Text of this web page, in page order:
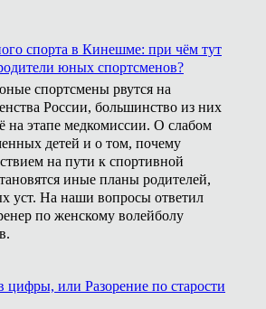
спорта в Кинешме: при чём тут
юных спортсменов?
спортсмены рвутся на
России, большинство из них
на этапе медкомиссии. О слабом
детей и о том, почему
на пути к спортивной
иные планы родителей,
уст. На наши вопросы ответил
по женскому волейболу
или Разорение по старости